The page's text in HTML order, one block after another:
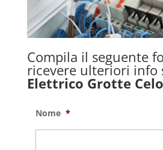
Compila il seguente
ricevere ulteriori info
Elettrico Grotte
Nome *